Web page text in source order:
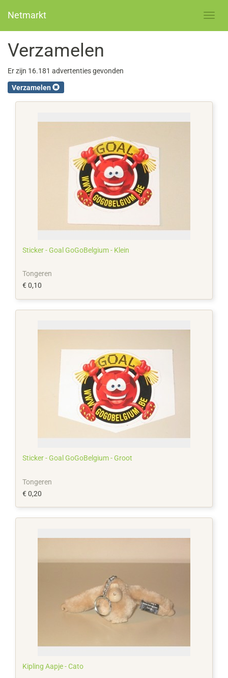
Netmarkt
Verzamelen
Er zijn 16.181 advertenties gevonden
Verzamelen
Sticker - Goal GoGoBelgium - Klein
Tongeren
€ 0,10
Sticker - Goal GoGoBelgium - Groot
Tongeren
€ 0,20
Kipling Aapje - Cato